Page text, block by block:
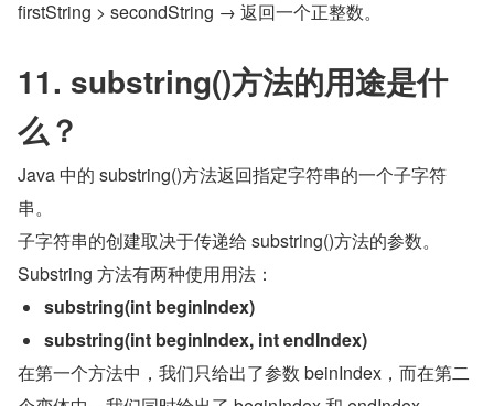
firstString > secondString → 返回一个正整数。
11. substring()方法的用途是什
么？
Java 中的 substring()方法返回指定字符串的一个子字符
串。
子字符串的创建取决于传递给 substring()方法的参数。
Substring 方法有两种使用用法：
substring(int beginIndex)
substring(int beginIndex, int endIndex)
在第一个方法中，我们只给出了参数 beinIndex，而在第二